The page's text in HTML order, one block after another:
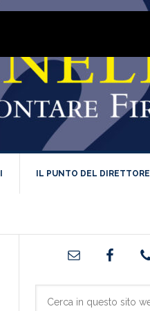
IL PUNTO DEL DIRETTORE
Barra
primaria